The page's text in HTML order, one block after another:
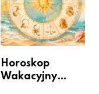
Horoskop
Wakacyjny